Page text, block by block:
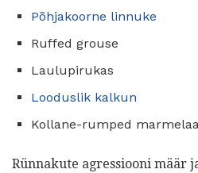
Põhjakoorne linnuke
Ruffed grouse
Laulupirukas
Looduslik kalkun
Kollane-rumped
Rünnakute agressiooni määr